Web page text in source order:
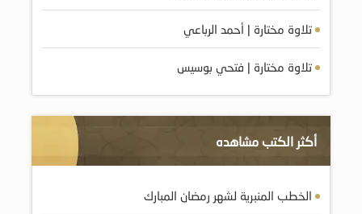
تلاوة مختارة | أحمد الرباعي
تلاوة مختارة | فتحي بوسيس
أكثر الكتب مشاهده
الخطب المنبرية لشهر رمضان المبارك